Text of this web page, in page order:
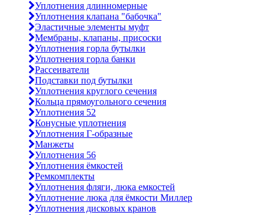
Уплотнения длинномерные
Уплотнения клапана "бабочка"
Эластичные элементы муфт
Мембраны, клапаны, присоски
Уплотнения горла бутылки
Уплотнения горла банки
Рассеиватели
Подставки под бутылки
Уплотнения круглого сечения
Кольца прямоугольного сечения
Уплотнения 52
Конусные уплотнения
Уплотнения Г-образные
Манжеты
Уплотнения 56
Уплотнения ёмкостей
Ремкомплекты
Уплотнения фляги, люка емкостей
Уплотнение люка для ёмкости Миллер
Уплотнения дисковых кранов